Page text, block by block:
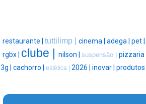
restaurante | tuttilimp | cinema | adega | pet |
rgbx | clube | nilson | suspensão | pizzaria |
3g | cachorro | estética | 2026 | inovar | produtos |